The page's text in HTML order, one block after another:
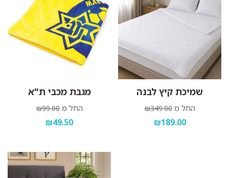
שמיכת קיץ לבנה
החל מ ₪349.00
₪189.00
מגבת מכבי ת"א
החל מ ₪99.00
₪49.50